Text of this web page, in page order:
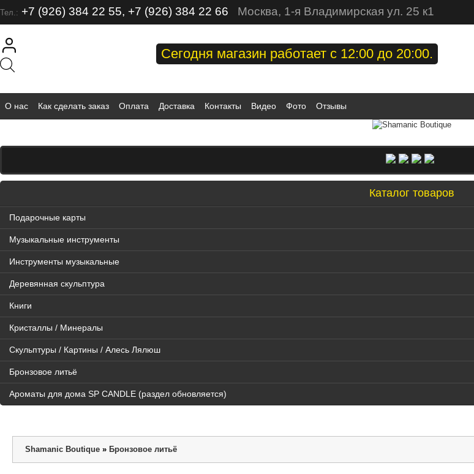
Тел.: +7 (926) 384 22 55, +7 (926) 384 22 66 Москва, 1-я Владимирская ул. 25 к1
Сегодня магазин работает с 12:00 до 20:00.
О нас Как сделать заказ Оплата Доставка Контакты Видео Фото Отзывы
Каталог товаров
Подарочные карты
Музыкальные инструменты
Инструменты музыкальные
Деревянная скульптура
Книги
Кристаллы / Минералы
Скульптуры / Картины / Алесь Лялюш
Бронзовое литьё
Ароматы для дома SP CANDLE (раздел обновляется)
Shamanic Boutique » Бронзовое литьё